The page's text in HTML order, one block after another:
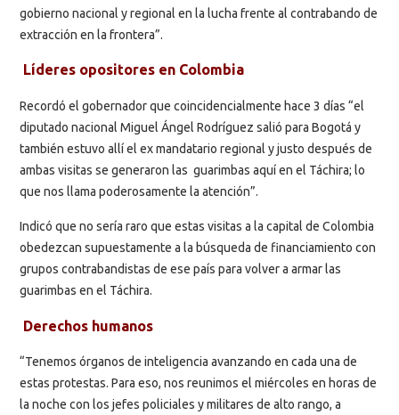
gobierno nacional y regional en la lucha frente al contrabando de
extracción en la frontera”.
Líderes opositores en Colombia
Recordó el gobernador que coincidencialmente hace 3 días “el
diputado nacional Miguel Ángel Rodríguez salió para Bogotá y
también estuvo allí el ex mandatario regional y justo después de
ambas visitas se generaron las guarimbas aquí en el Táchira; lo
que nos llama poderosamente la atención”.
Indicó que no sería raro que estas visitas a la capital de Colombia
obedezcan supuestamente a la búsqueda de financiamiento con
grupos contrabandistas de ese país para volver a armar las
guarimbas en el Táchira.
Derechos humanos
“Tenemos órganos de inteligencia avanzando en cada una de
estas protestas. Para eso, nos reunimos el miércoles en horas de
la noche con los jefes policiales y militares de alto rango, a